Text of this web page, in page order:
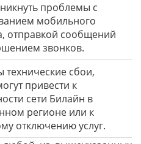
проблемы с
мобильного
отправкой сообщений
звонков.
сбои,
привести к
сети Билайн в
регионе или к
отключению услуг.